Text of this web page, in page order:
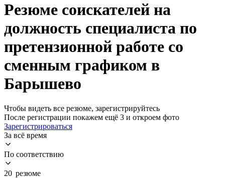
Резюме соискателей на
должность специалиста по
претензионной работе со
сменным графиком в
Барышево
Чтобы видеть все резюме, зарегистрируйтесь
После регистрации покажем ещё 3 и откроем фото
Зарегистрироваться
За всё время
По соответствию
20 резюме